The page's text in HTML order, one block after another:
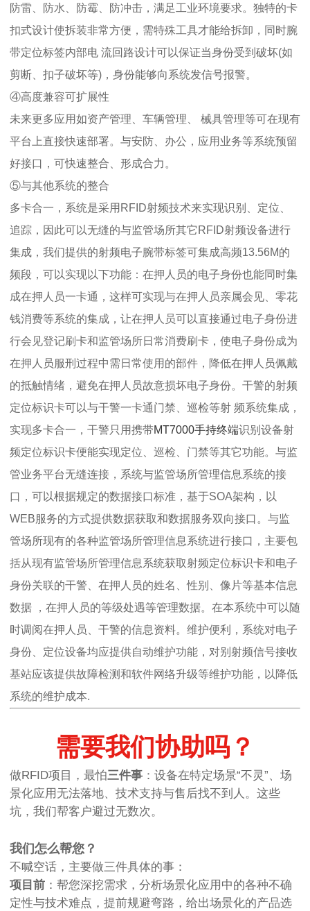
防雷、防水、防霉、防冲击，满足工业环境要求。独特的卡
扣式设计使拆装非常方便，需特殊工具才能给拆卸，同时腕
带定位标签内部电 流回路设计可以保证当身份受到破坏(如
剪断、扣子破坏等)，身份能够向系统发信号报警。
④高度兼容可扩展性
未来更多应用如资产管理、车辆管理、 械具管理等可在现有
平台上直接快速部署。与安防、办公，应用业务等系统预留
好接口，可快速整合、形成合力。
⑤与其他系统的整合
多卡合一，系统是采用RFID射频技术来实现识别、定位、
追踪，因此可以无缝的与监管场所其它RFID射频设备进行
集成，我们提供的射频电子腕带标签可集成高频13.56M的
频段，可以实现以下功能：在押人员的电子身份也能同时集
成在押人员一卡通，这样可实现与在押人员亲属会见、零花
钱消费等系统的集成，让在押人员可以直接通过电子身份进
行会见登记刷卡和监管场所日常消费刷卡，使电子身份成为
在押人员服刑过程中需日常使用的部件，降低在押人员佩戴
的抵触情绪，避免在押人员故意损坏电子身份。干警的射频
定位标识卡可以与干警一卡通门禁、巡检等射 频系统集成，
实现多卡合一，干警只用携带MT7000手持终端识别设备射
频定位标识卡便能实现定位、巡检、门禁等其它功能。与监
管业务平台无缝连接，系统与监管场所管理信息系统的接
口，可以根据规定的数据接口标准，基于SOA架构，以
WEB服务的方式提供数据获取和数据服务双向接口。与监
管场所现有的各种监管场所管理信息系统进行接口，主要包
括从现有监管场所管理信息系统获取射频定位标识卡和电子
身份关联的干警、在押人员的姓名、性别、像片等基本信息
数据 ，在押人员的等级处遇等管理数据。在本系统中可以随
时调阅在押人员、干警的信息资料。维护便利，系统对电子
身份、定位设备均应提供自动维护功能，对别射频信号接收
基站应该提供故障检测和软件网络升级等维护功能，以降低
系统的维护成本.
需要我们协助吗？
做RFID项目，最怕三件事 ：设备在特定场景“不灵”、场
景化应用无法落地、技术支持与售后找不到人。这些
坑，我们帮客户避过无数次。
我们怎么帮您？
不喊空话，主要做三件具体的事：
项目前 ：帮您深挖需求，分析场景化应用中的各种不确
定性与技术难点，提前规避弯路，给出场景化的产品选